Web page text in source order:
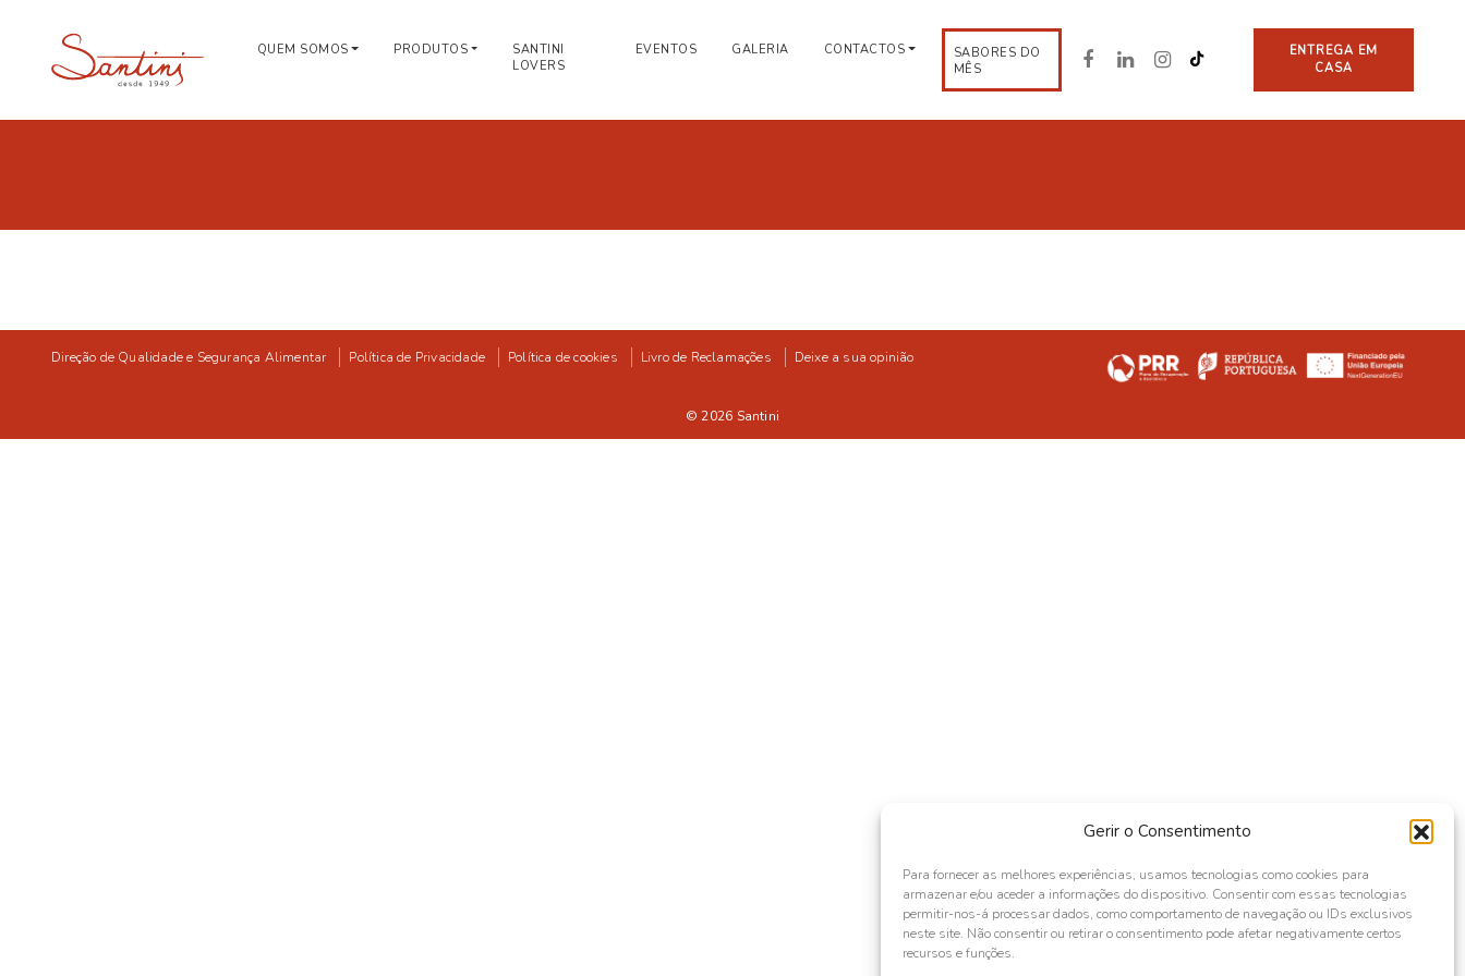
Gerir o Consentimento
Para fornecer as melhores experiências, usamos tecnologias como cookies para
armazenar e/ou aceder a informações do dispositivo. Consentir com essas tecnologias
permitir-nos-á processar dados, como comportamento de navegação ou IDs exclusivos
neste site. Não consentir ou retirar o consentimento pode afetar negativamente certos
recursos e funções.
QUEM SOMOS PRODUTOS
SANTINI
LOVERS
EVENTOS GALERIA CONTACTOS
SABORES DO
MÊS
ENTREGA EM
CASA
Direção de Qualidade e Segurança Alimentar Política de Privacidade Política de cookies Livro de Reclamações Deixe a sua opinião
© 2026 Santini